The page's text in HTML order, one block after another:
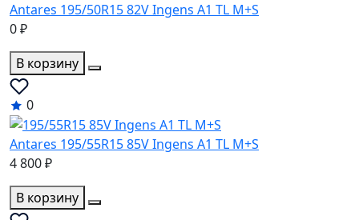
Antares 195/50R15 82V Ingens A1 TL M+S
0 ₽
В корзину
0
Antares 195/55R15 85V Ingens A1 TL M+S
4 800 ₽
В корзину